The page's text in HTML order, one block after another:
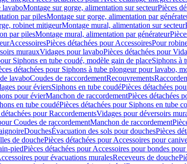
lavaboMontage sur gorge, alimentation sur secteurPièces
par pilesMontage sur gorge, alimentation par
robinet mitigeurMontage mural, alimentation sur secteur
par pilesMontage mural, alimentation par générateur
AccessoiresPièces détachées pour AccessoiresPour
murauxVidages pour lavaboPièces détachées pour
Siphons en tube coudé, modèle gain de placeSiphons à
détachées pour Siphons à tube plongeur pour lavabo,
lavaboCoudes de raccordementRecouvrements
pour éviersSiphons en tube coudéPièces détachées
pour évierManchon de raccordementPièces détachées
en tube coudéPièces détachées pour Siphons en tube
pour RaccordementsVidages pour déversoirs
Coudes de raccordementManchon de raccordement
DouchesÉvacuation des sols pour douchesPièces
de douchePièces détachées pour Accessoires pour
piedPièces détachées pour Accessoires pour bondes
pour évacuations muralesReceveurs de douche